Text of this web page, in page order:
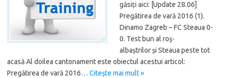
găsiți aici: [Update 28.06]
Pregătirea de vară 2016 (1).
Dinamo Zagreb – FC Steaua 0-
0. Test bun al roș-
albaștrilor și Steaua peste tot
acasă Al doilea cantonament este obiectul acestui articol:
Pregătirea de vară 2016… Citește mai mult »